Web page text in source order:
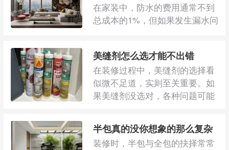
在家装中，防水的费用通常不到
总成本的1%，但如果发生漏水问
美缝剂怎么选才能不出错
在装修过程中，美缝剂的选择看
似微不足道，实则至关重要。如
果美缝剂没选对，各种问题可能
半包真的没你想象的那么复杂
装修时，半包与全包的抉择常常